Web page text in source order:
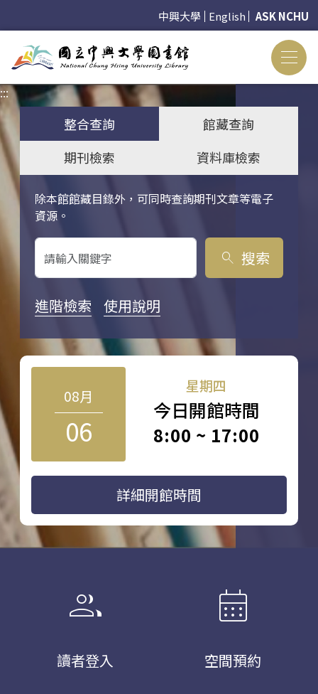
中興大學 English ASK NCHU
:::
整合查詢
館藏查詢
期刊檢索
資料庫檢索
除本館館藏目錄外，可同時查詢期刊文章等電子
資源。
關鍵字搜尋
search 搜索
進階檢索 使用說明
08月
06
星期四
今日開館時間
8:00 ~ 17:00
詳細開館時間
group
讀者登入
calendar_month
空間預約